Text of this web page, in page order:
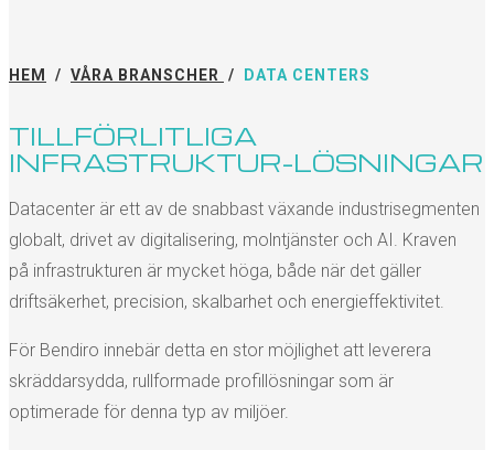
HEM / VÅRA BRANSCHER / DATA CENTERS
TILLFÖRLITLIGA
INFRASTRUKTUR-LÖSNINGAR
Datacenter är ett av de snabbast växande industrisegmenten
globalt, drivet av digitalisering, molntjänster och AI. Kraven
på infrastrukturen är mycket höga, både när det gäller
driftsäkerhet, precision, skalbarhet och energieffektivitet.
För Bendiro innebär detta en stor möjlighet att leverera
skräddarsydda, rullformade profillösningar som är
optimerade för denna typ av miljöer.